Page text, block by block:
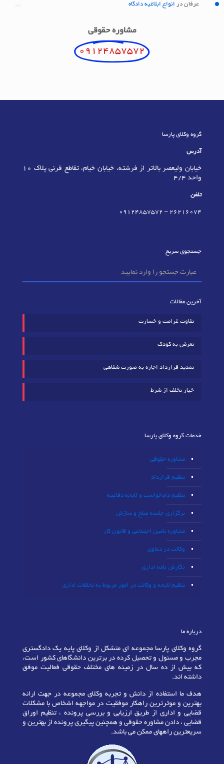
عرفان در انواع ابلاغیه دادگاه
مشاوره حقوقی
09124857572
گروه وکلای پارسا
آدرس
خیابان ولیعصر بالاتر از فرشته، خیابان خیام، تقاطع قرنی پلاک 10
واحد 4/4
تلفن
٢٦٢١٦٠٧٤ –
09124857572
جستجوی سریع
آخرین مقالات
تفاوت غرامت و خسارت
تعرض به کودک
تمدید قرارداد اجاره به صورت شفاهی
خیار تخلف از شرط
خدمات گروه وکلای پارسا
مشاوره حقوقی
تنظیم قرارداد
تنظیم دادخواست و لایحه دفاعیه
برگزاری جلسه صلح و سازش
مشاوره تامین اجتماعی و قانون کار
وکالت در دعاوی
نگارش نامه اداری
تنظیم لایحه و وکالت در امور مربوط به تخلفات اداری
درباره ما
گروه وکلای پارسا مجموعه ای متشکل از وکلای پایه یک دادگستری
مجرب و مسئول و تحصیل کرده در برترین دانشگاهای کشور است،
که بیش از ده سال در زمینه های مختلف حقوقی فعالیت موفق
داشته اند.
هدف ما استفاده از دانش و تجربه وکلای مجموعه در جهت ارائه
بهترین و موثرترین راهکار موفقیت در مواجهه اشخاص با مشکلات
قضایی و اداری از طریق ارزیابی و بررسی پرونده ، تنظیم اوراق
قضایی ، دادن مشاوره حقوقی و همچنین پیگیری پرونده از بهترین و
سریعترین راههای ممکن می باشد.